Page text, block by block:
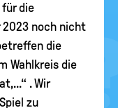
für die
2023 noch nicht
die
Wahlkreis die
. Wir
zu